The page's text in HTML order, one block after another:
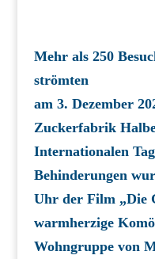
Mehr als 250
strömten
am 3. Dezember
Zuckerfabrik
Internationalen
Behinderungen
Uhr der Film „Die
warmherzige
Wohngruppe von